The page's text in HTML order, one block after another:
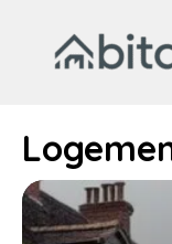
contenu